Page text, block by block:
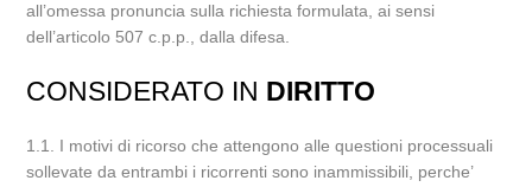
all’omessa pronuncia sulla richiesta formulata, ai sensi
dell’articolo 507 c.p.p., dalla difesa.
CONSIDERATO IN DIRITTO
1.1. I motivi di ricorso che attengono alle questioni processuali
sollevate da entrambi i ricorrenti sono inammissibili, perche’